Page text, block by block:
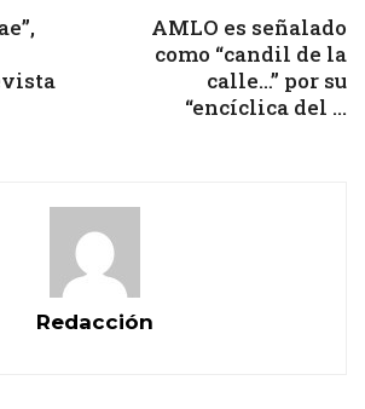
AMLO es señalado
como “candil de la
calle…” por su
“encíclica del ...
Redacción